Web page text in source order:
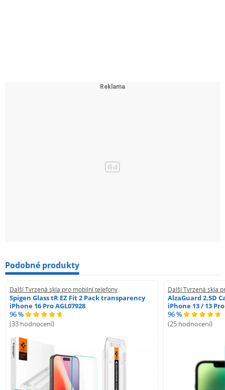
Podobné produkty
Další Tvrzená skla pro mobilní telefony
Spigen Glass tR EZ Fit 2 Pack transparency
iPhone 16 Pro AGL07928
96 %
(33 hodnocení)
Další Tvrzená skla
AlzaGuard 2.5D
iPhone 13 / 13 Pro
96 %
(25 hodnocení)